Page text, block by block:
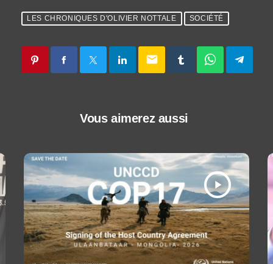
LES CHRONIQUES D'OLIVIER NOTTALE SOCIÉTÉ
email
Vous aimerez aussi
play_arrow